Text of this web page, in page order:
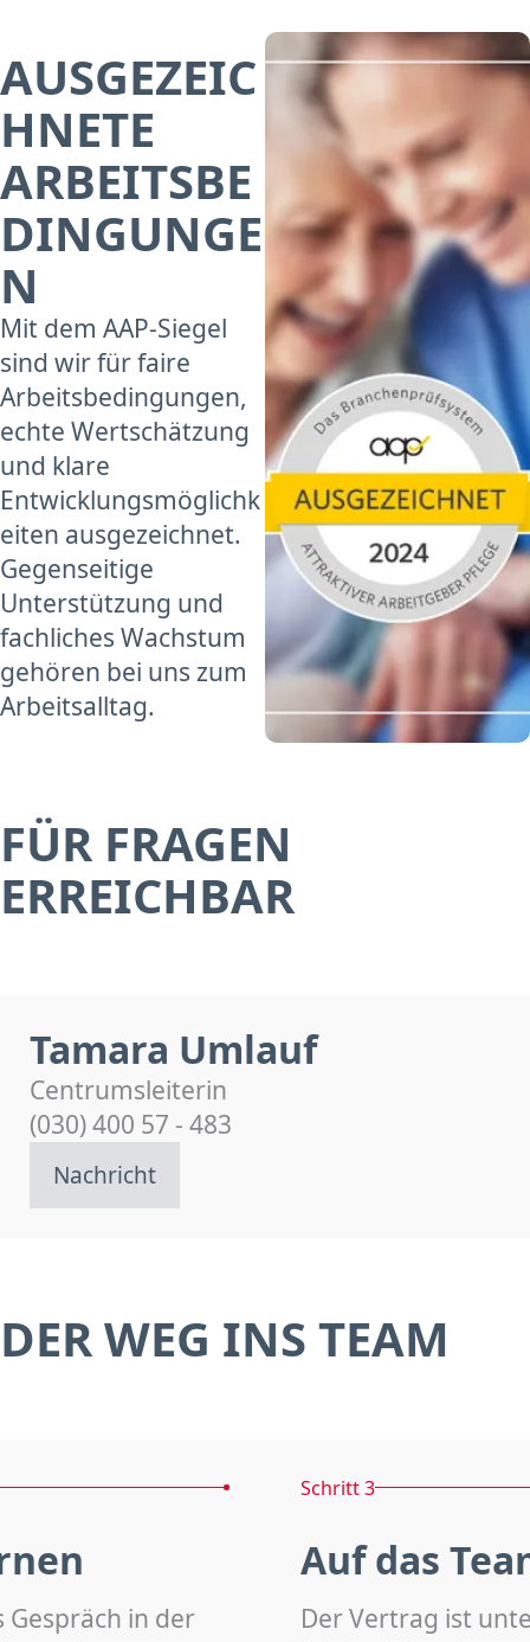
AUSGEZEIC
HNETE
ARBEITSBE
DINGUNGE
N
Mit dem AAP-Siegel
sind wir für faire
Arbeitsbedingungen,
echte Wertschätzung
und klare
Entwicklungsmöglichk
eiten ausgezeichnet.
Gegenseitige
Unterstützung und
fachliches Wachstum
gehören bei uns zum
Arbeitsalltag.
FÜR FRAGEN
ERREICHBAR
Tamara Umlauf
Centrumsleiterin
(030) 400 57 - 483
Nachricht
DER WEG INS TEAM
Gespräch in der
Schritt 3
Auf das
Der Vertrag ist